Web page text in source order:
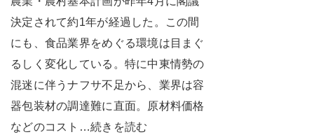
決定されて約1年が経過した。この間
にも、食品業界をめぐる環境は目まぐ
るしく変化している。特に中東情勢の
混迷に伴うナフサ不足から、業界は容
器包装材の調達難に直面。原材料価格
などのコスト…続きを読む